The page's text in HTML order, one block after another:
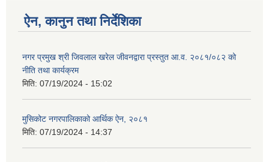
ऐन, कानुन तथा निर्देशिका
नगर प्रमुख श्री जिवलाल खरेल जीवनद्वारा प्रस्तुत आ.व. २०८१/०८२ को
नीति तथा कार्यक्रम
मिति: 07/19/2024 - 15:02
मुसिकोट नगरपालिकाको आर्थिक ऐन, २०८१
मिति: 07/19/2024 - 14:37